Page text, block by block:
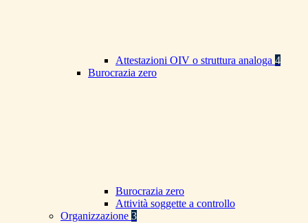
Attestazioni OIV o struttura analoga 4
Burocrazia zero
Burocrazia zero
Attività soggette a controllo
Organizzazione 3